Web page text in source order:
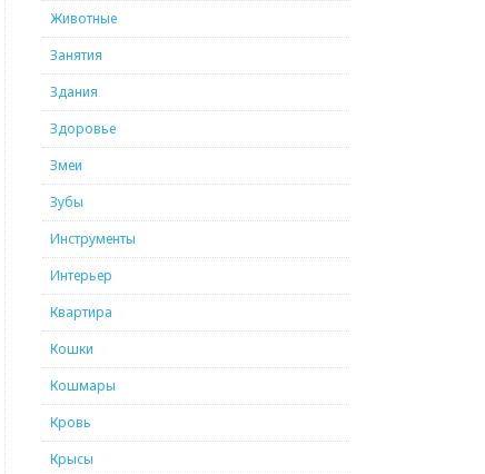
Животные
Занятия
Здания
Здоровье
Змеи
Зубы
Инструменты
Интерьер
Квартира
Кошки
Кошмары
Кровь
Крысы